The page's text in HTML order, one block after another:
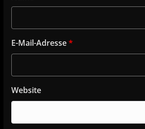
E-Mail-Adresse*
Website